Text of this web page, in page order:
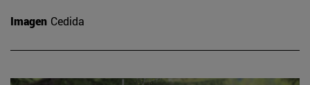
Imagen Cedida